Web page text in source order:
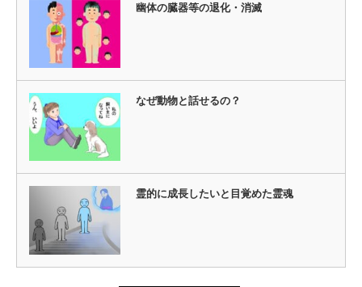
幽体の臓器等の退化・消滅
なぜ動物と話せるの？
霊的に成長したいと目覚めた霊魂